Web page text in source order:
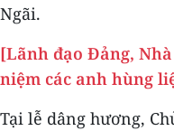
Ngãi.
[Lãnh đạo Đảng,
niệm các anh hùng
Tại lễ dâng hương,